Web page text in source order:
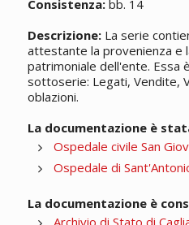
Consistenza:bb. 14
Descrizione:La serie
attestante la provenienza e
patrimoniale dell'ente. Essa
sottoserie: Legati, Vendite,
oblazioni.
La documentazione è
Ospedale civile San
Ospedale di
La documentazione è